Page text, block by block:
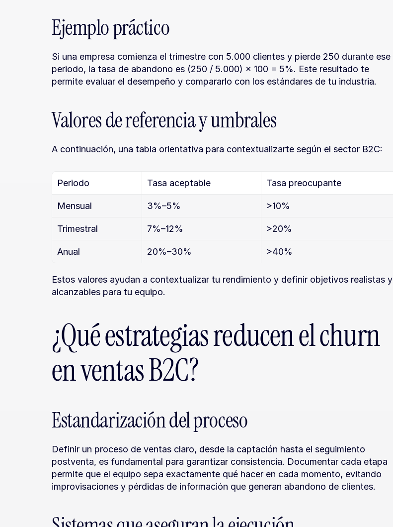
Ejemplo práctico
Si una empresa comienza el trimestre con 5.000 clientes y pierde 250 durante ese
periodo, la tasa de abandono es (250 / 5.000) × 100 = 5%. Este resultado te
permite evaluar el desempeño y compararlo con los estándares de tu industria.
Valores de referencia y umbrales
A continuación, una tabla orientativa para contextualizarte según el sector B2C:
Periodo Tasa aceptable Tasa preocupante
Mensual 3%–5% >10%
Trimestral 7%–12% >20%
Anual 20%–30% >40%
Estos valores ayudan a contextualizar tu rendimiento y definir objetivos realistas y
alcanzables para tu equipo.
¿Qué estrategias reducen el churn
en ventas B2C?
Estandarización del proceso
Definir un proceso de ventas claro, desde la captación hasta el seguimiento
postventa, es fundamental para garantizar consistencia. Documentar cada etapa
permite que el equipo sepa exactamente qué hacer en cada momento, evitando
improvisaciones y pérdidas de información que generan abandono de clientes.